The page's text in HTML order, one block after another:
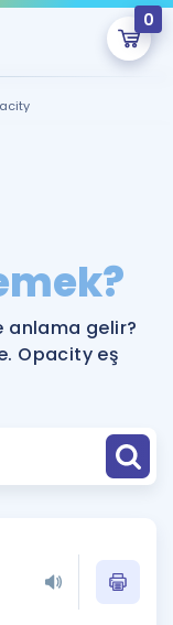
0
eğitim seni
anlama gelir?
Opacity eş